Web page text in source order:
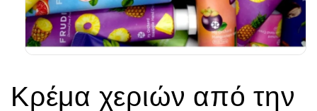
στο
βοηθητικό
Κρέμα χεριών από την